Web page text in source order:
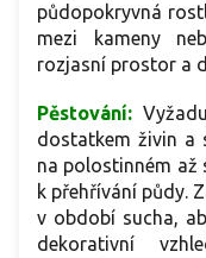
půdopokryvná
mezi kameny
rozjasní prostor a
Pěstování:
dostatkem živin a
na polostinném až
k přehřívání půdy.
v období sucha,
dekorativní